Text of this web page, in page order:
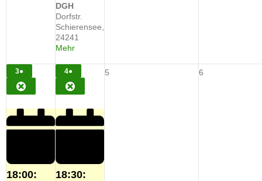
DGH
Dorfstr.
Schierensee
24241
Mehrabout
33.
AUGUST
2026
●(1
VERANSTALTUNG)
18:00:
44.
AUGUST
2026
●(1
VERANSTALTUNG)
18:30:
5 6